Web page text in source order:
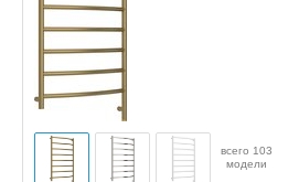
всего 103
модели